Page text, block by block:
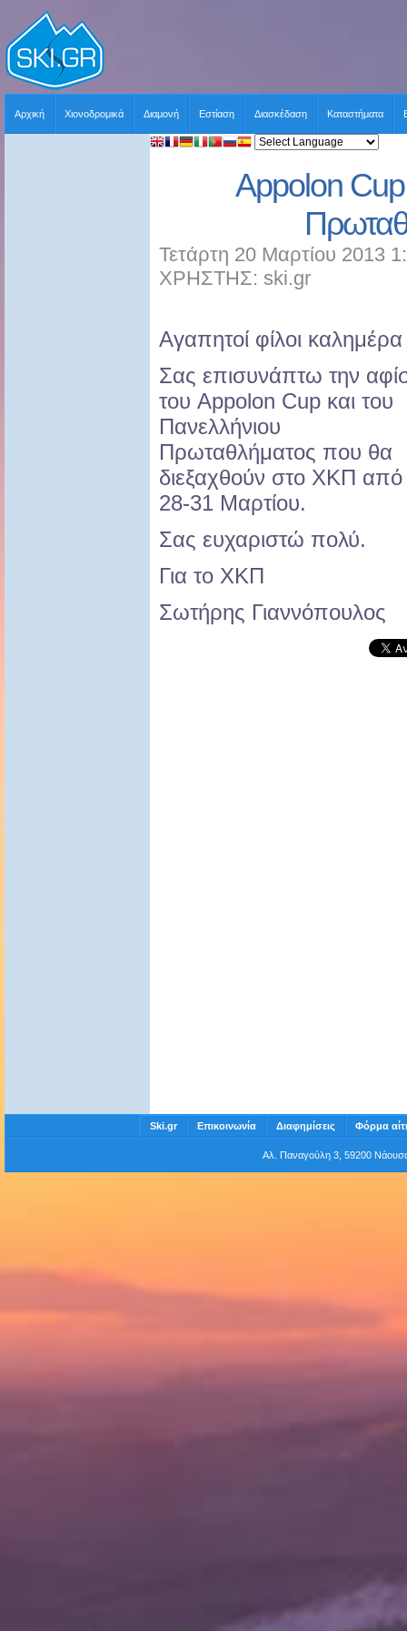
Αρχική Χιονοδρομικά Διαμονή Εστίαση Διασκέδαση Καταστήματα
Appolon
Τετάρτη 20 Μαρτίου 2013
ΧΡΗΣΤΗΣ: ski.gr
Αγαπητοί φίλοι καλημέρα
Σας επισυνάπτω την
του Appolon Cup και του
Πανελλήνιου
Πρωταθλήματος που θα
διεξαχθούν στο ΧΚΠ από
28-31 Μαρτίου.
Σας ευχαριστώ πολύ.
Για το ΧΚΠ
Σωτήρης Γιαννόπουλος
Ski.gr Επικοινωνία Διαφημίσεις Φόρμα
Αλ. Παναγούλη 3, 59200